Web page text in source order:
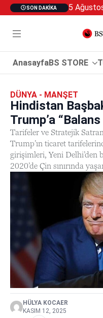
SON DAKIKA
AnasayfaBS STORE
DÜNYA - MANŞET
Hindistan
Trump’a “Balans
Tarifeler ve Stratejik
Trump’ın ticaret
girişimleri, Yeni Delhi’den
2020’de Çin sınırında
HÜLYA KOCAER
KASIM 12, 2025